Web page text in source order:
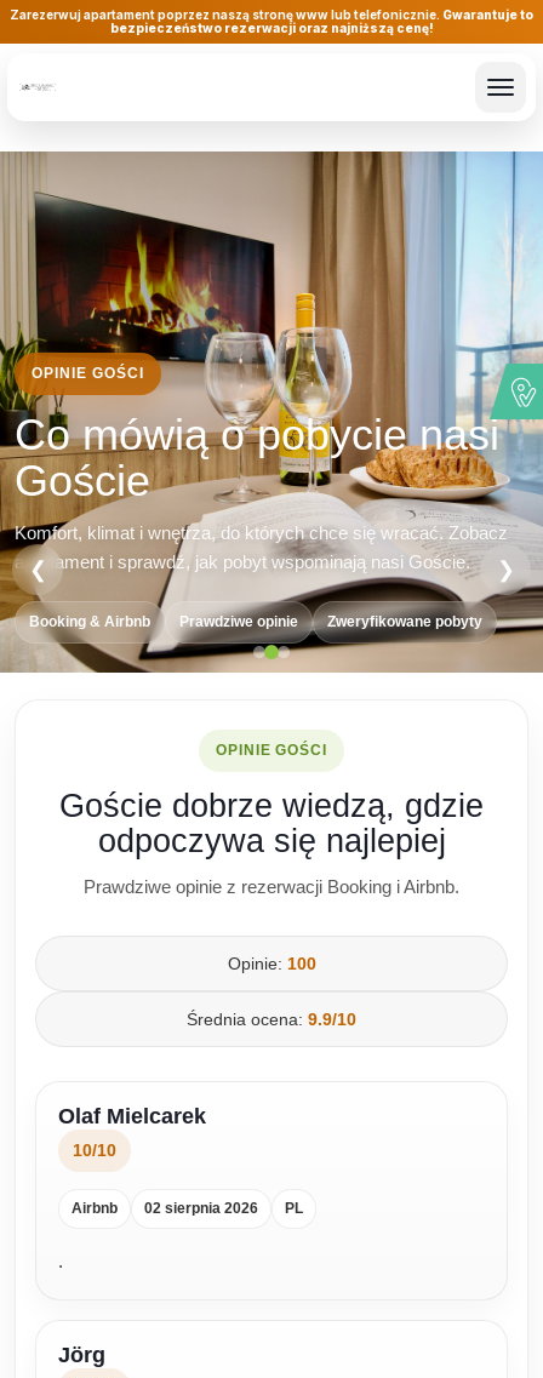
OPINIE GOŚCI
Co mówią o pobycie nasi
Goście
Komfort, klimat i wnętrza, do których chce się wracać. Zobacz
apartament i sprawdź, jak pobyt wspominają nasi Goście.
Booking & Airbnb Prawdziwe opinie Zweryfikowane pobyty
❮ ❯
OPINIE GOŚCI
Goście dobrze wiedzą, gdzie
odpoczywa się najlepiej
Prawdziwe opinie z rezerwacji Booking i Airbnb.
Opinie: 100
Średnia ocena: 9.9/10
Olaf Mielcarek
10/10
Airbnb 02 sierpnia 2026 PL
.
Jörg
Zarezerwuj apartament poprzez naszą stronę www lub telefonicznie. Gwarantuje to
bezpieczeństwo rezerwacji oraz najniższą cenę!